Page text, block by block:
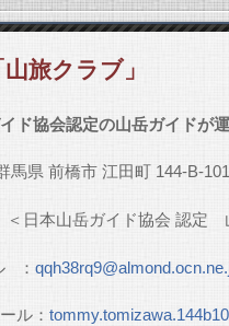
旅クラブ」
ド協会認定の山岳ガイドが
馬県 前橋市 江田町 144-B-101
＜日本山岳ガイド協会 認定
：
ル：